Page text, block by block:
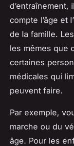
d’entraînement,
compte l’âge et
de la famille.
les mêmes que
certaines
médicales qui
peuvent faire.
Par exemple,
marche ou du
âge. Pour les